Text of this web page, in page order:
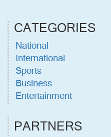
CATEGORIES
National
International
Sports
Business
Entertainment
PARTNERS